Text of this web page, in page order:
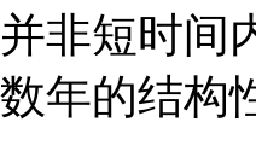
非短时间
年的结构